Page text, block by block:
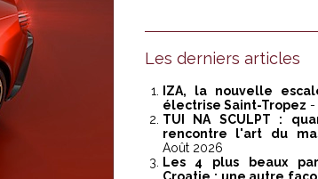
Les derniers articles
IZA, la nouvelle
électrise Saint-Tropez -
TUI NA SCULPT :
rencontre l'art du
Août 2026
Les 4 plus beaux